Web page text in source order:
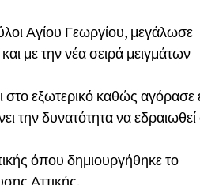
Αγίου Γεωργίου, μεγάλωσε
με την νέα σειρά μειγμάτων
στο εξωτερικό καθώς αγόρασε
την δυνατότητα να εδραιωθεί
όπου δημιουργήθηκε το
Αττικής.